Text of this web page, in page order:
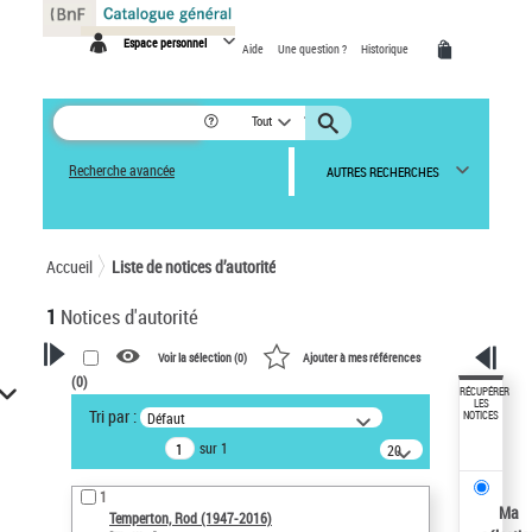
Espace personnel Aide Une question ? Historique
Tout
Recherche avancée AUTRES RECHERCHES
Accueil Liste de notices d’autorité
1 Notices d'autorité
VOTRE RECHERCHE
Recherche avancée dans les
notices d’autorité
Œuvres liées à l'auteur :
Temperton, Rod (1947-2016)
Voir la sélection (0) Ajouter à mes références
(0)
Tri par : Défaut
sur 1
20
résultats/page
1
Temperton, Rod (1947-2016)
RÉCUPÉRER
LES
NOTICES
Ma
Panneau de gestion des cookies